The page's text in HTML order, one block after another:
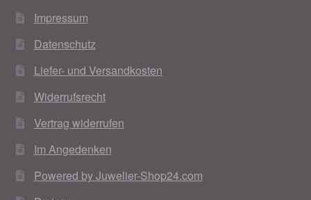
Impressum
Datenschutz
Liefer- und Versandkosten
Widerrufsrecht
Vertrag widerrufen
Im Angedenken
Powered by Juwelier-Shop24.com